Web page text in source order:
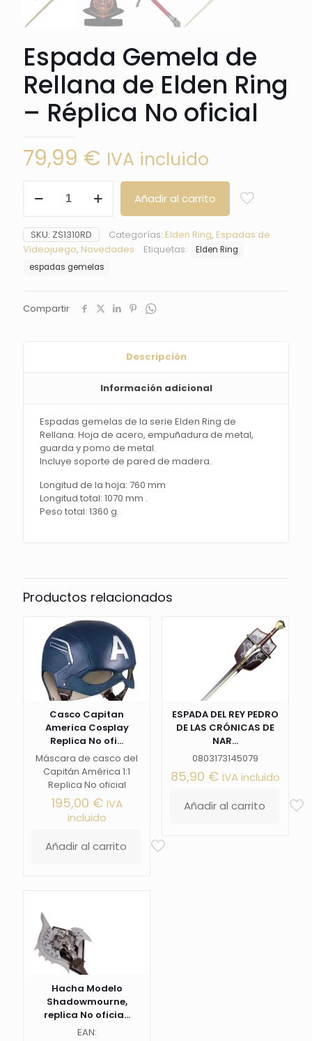
Espada Gemela de
Rellana de Elden Ring
– Réplica No oficial
79,99 € IVA incluido
Gemela
Rellana
de
Elden
Ring
No
Añadir al carrito
SKU: ZS1310RD Categorías: Elden Ring, Espadas de
Videojuego, Novedades Etiquetas:
Elden Ring
espadas gemelas
Compartir
Descripción
Información adicional
Espadas gemelas de laserie Elden Ring de
Rellana.Hoja de acero,empuñadura de metal,
guarda y pomo de metal.
Incluye soporte de paredde madera.
Longitud de la hoja: 760 mm
Longitud total: 1070 mm .
Peso total: 1360 g.
Productos relacionados
Casco Capitan
America Cosplay
Replica No ofi...
Máscara de casco del
Capitán América 1:1
Replica No oficial
195,00 € IVA
incluido
Añadir al carrito
ESPADA DEL REY PEDRO
DE LAS CRÓNICAS DE
NAR...
0803173145079
85,90 € IVA incluido
Añadir al carrito
Hacha Modelo
Shadowmourne,
replica No oficia...
EAN: